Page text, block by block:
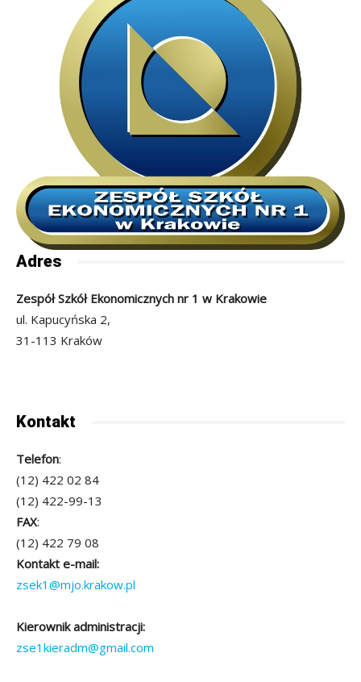
Adres
Zespół Szkół Ekonomicznych nr 1 w Krakowie
ul. Kapucyńska 2,
31-113 Kraków
Kontakt
Telefon:
(12) 422 02 84
(12) 422-99-13
FAX:
(12) 422 79 08
Kontakt e-mail:
zsek1@mjo.krakow.pl
Kierownik administracji:
zse1kieradm@gmail.com